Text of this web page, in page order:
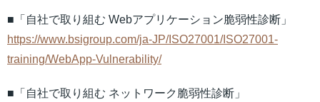
■「自社で取り組む Webアプリケーション脆弱性診断」
https://www.bsigroup.com/ja-JP/ISO27001/ISO27001-
training/WebApp-Vulnerability/
■「自社で取り組む ネットワーク脆弱性診断」